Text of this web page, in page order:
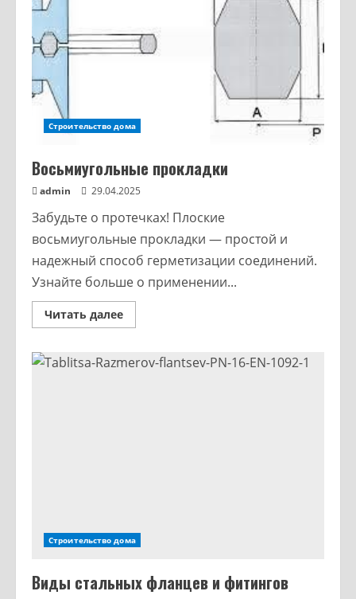
Строительство дома
Восьмиугольные прокладки
admin 29.04.2025
Забудьте о протечках! Плоские
восьмиугольные прокладки — простой и
надежный способ герметизации соединений.
Узнайте больше о применении...
Читать далее
Строительство дома
Виды стальных фланцев и фитингов